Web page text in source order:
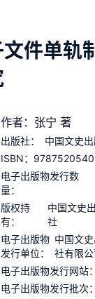
件单轨
作者：张宁 著
出版社：
中国文史
ISBN：
电子出版物发行数
量：
版权持
有：
中国文史
社
电子出版物
发行单位：
中国文
社有限
电子出版物发行网站
电子出版物发行批次